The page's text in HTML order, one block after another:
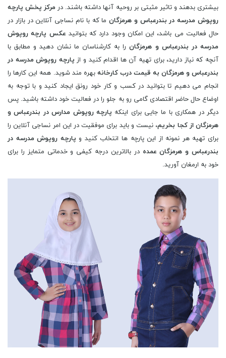
بیشتری بدهند و تاثیر مثبتی بر روحیه آنها داشته باشند. در مرکز پخش پارچه
روپوش مدرسه در بندرعباس و هرمزگانما که با نام نساجی آنلاین در بازار در
حال فعالیت می باشد، این امکان وجود دارد که بتوانید عکس پارچه روپوش
مدرسه در بندرعباس و هرمزگان را به کارشناسان ما نشان دهید و مطابق با
آنچه که نیاز دارید، برای تهیه آن ها اقدام کنید و از پارچه روپوش مدرسه در
بندرعباس و هرمزگان به قیمت درب کارخانهبهره مند شوید. همه این کارها را
انجام می دهیم تا بتوانید در کسب و کار خود رونق ایجاد کنید و با توجه به
اوضاع حال حاضر اقتصادی گامی رو به جلو را در فعالیت خود داشته باشید. پس
دیگر در همکاری با ما جایی برای اینکه پارچه روپوش مدارس در بندرعباس و
هرمزگان از کجا بخریم، نیست و باید برای موفقیت در این امر نساجی آنلاین را
برای تهیه هر نمونه از این پارچه ها انتخاب کنید و پارچه روپوش مدرسه در
بندرعباس و هرمزگان عمدهدر بالاترین درجه کیفی و خدماتی متمایز را برای
خود به ارمغان آورید.